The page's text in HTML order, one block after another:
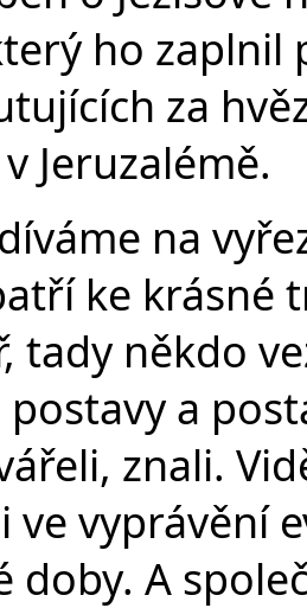
ho
za
Jeruzalémě.
na
ke krásné
tady někdo
a
znali.
ve vyprávění
doby. A